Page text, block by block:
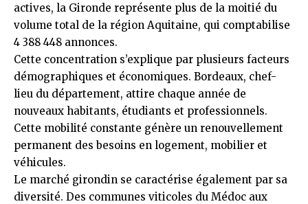
actives, la Gironde représente plus de la moitié du
volume total de la région Aquitaine, qui comptabilise
4 388 448 annonces.
Cette concentration s’explique par plusieurs facteurs
démographiques et économiques. Bordeaux, chef-
lieu du département, attire chaque année de
nouveaux habitants, étudiants et professionnels.
Cette mobilité constante génère un renouvellement
permanent des besoins en logement, mobilier et
véhicules.
Le marché girondin se caractérise également par sa
diversité. Des communes viticoles du Médoc aux